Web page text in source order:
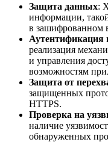
Защита данных:
информации,
в зашифрованном
Аутентификация
реализация
и управления
возможностям
Защита от
защищенных
HTTPS.
Проверка на
наличие
обнаруженных